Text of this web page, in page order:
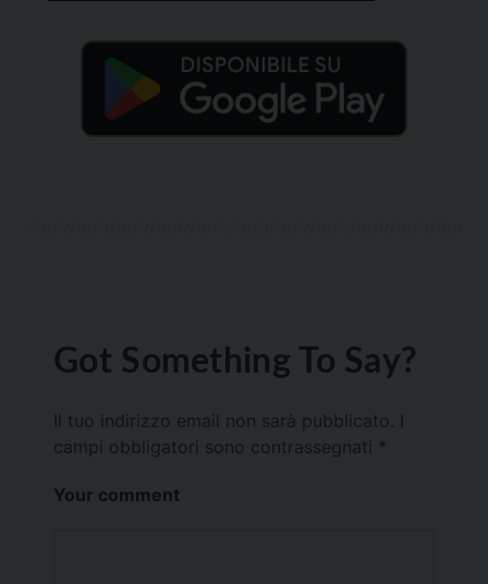
Got Something To Say?
Il tuo indirizzo email non sarà pubblicato.
campi obbligatori sono contrassegnati *
Your comment